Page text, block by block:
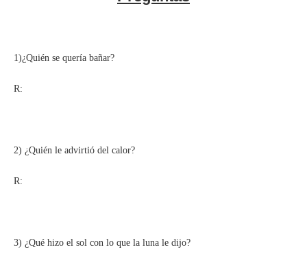
1)¿Quién se quería bañar?
R:
2) ¿Quién le advirtió del calor?
R:
3) ¿Qué hizo el sol con lo que la luna le dijo?